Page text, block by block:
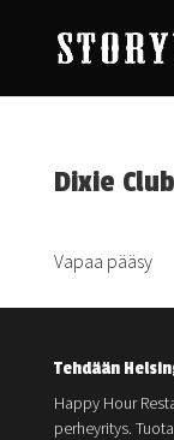
Dixie
Vapaa pääsy
Tehdään
Happy Hour
perheyritys.